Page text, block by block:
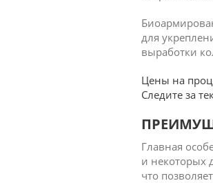
для
выработки
Цены на
Следите за
Главная
и некоторых
что